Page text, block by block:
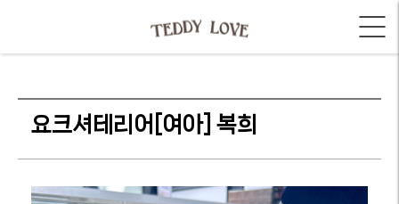
요크셔테리어[여아] 복희